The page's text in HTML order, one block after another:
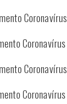
Coronavírus
Coronavírus
Coronavírus
Coronavírus